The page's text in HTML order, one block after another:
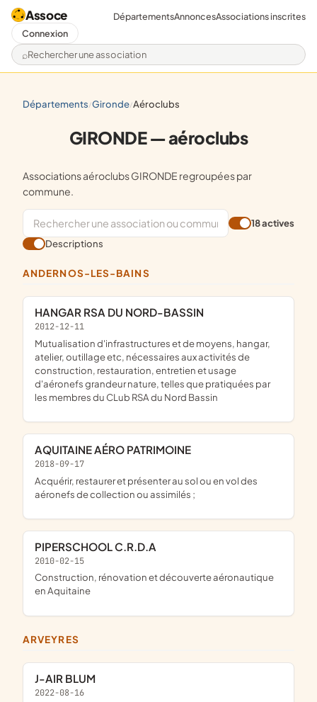
Assoce
Rechercher une association
DépartementsAnnoncesAssociations inscrites
Connexion
départements/ gironde/ aéroclubs
GIRONDE — aéroclubs
Associations aéroclubs GIRONDE regroupées par
commune.
18 actives
Descriptions
ANDERNOS-LES-BAINS
HANGAR RSA DU NORD-BASSIN
2012-12-11
mutualisation d'infrastructures et de moyens, hangar,
atelier, outillage etc, nécessaires aux activités de
construction, restauration, entretien et usage
d'aéronefs grandeur nature, telles que pratiquées par
les membres du CLub RSA du Nord Bassin
AQUITAINE AÉRO PATRIMOINE
2018-09-17
acquérir, restaurer et présenter au sol ou en vol des
aéronefs de collection ou assimilés ;
PIPERSCHOOL C.R.D.A
2010-02-15
construction, rénovation et découverte aéronautique
en Aquitaine
ARVEYRES
J-AIR BLUM
2022-08-16